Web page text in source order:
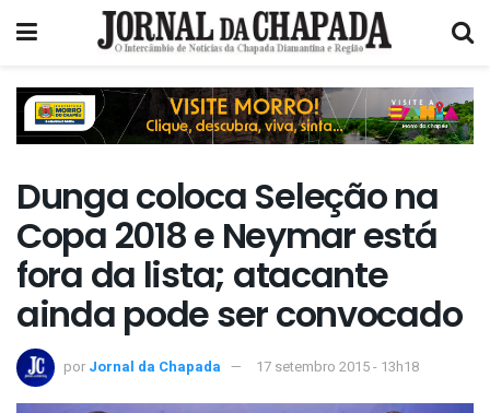
Dunga coloca Seleção na
Copa 2018 e Neymar está
fora da lista; atacante
ainda pode ser convocado
por Jornal da Chapada 17 setembro 2015 - 13h18